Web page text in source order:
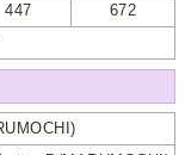
447
672